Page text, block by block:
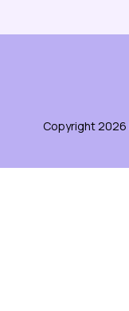
Copyright 2026